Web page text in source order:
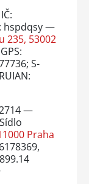
hspdqsy —
235, 53002
S-
—
Praha